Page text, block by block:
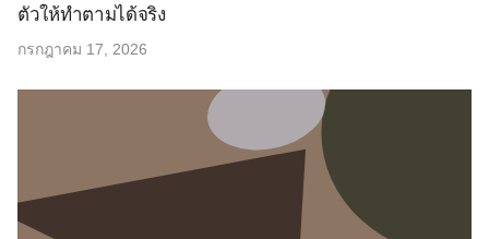
ตัวให้ทำตามได้จริง
กรกฎาคม 17, 2026